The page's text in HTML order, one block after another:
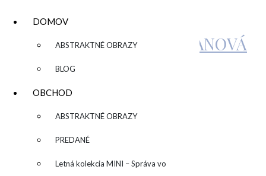
DOMOV
▼ ABSTRAKTNÉ OBRAZY
BLOG
OBCHOD
▼ ABSTRAKTNÉ OBRAZY
PREDANÉ
Letná kolekcia MINI – Správa vo
KATARÍNA SUJOVÁ KALMANOVÁ
XMAS ROSES
byadminLeave a Comment